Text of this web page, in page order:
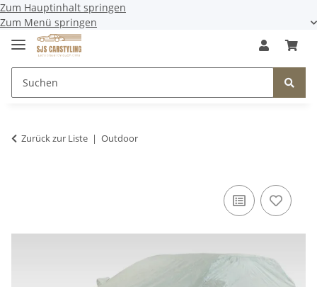
Zum Hauptinhalt springen
Zum Menü springen
Zurück zur Liste Outdoor